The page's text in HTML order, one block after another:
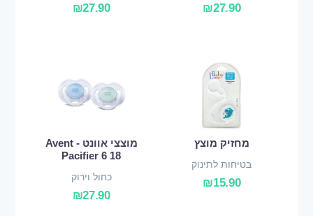
₪27.90
₪27.90
מחזיק מוצץ
בטיחות לתינוק
₪15.90
מוצצי אוונט - Avent
Pacifier 6 18
כחול וירוק
₪27.90